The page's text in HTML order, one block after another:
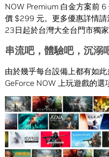
NOW Premium 白金方案前
價 $299 元。更多優惠詳情
23日起於台灣大全台門市獨家
串流吧，體驗吧，沉溺
由於幾乎每台設備上都有如
GeForce NOW 上玩遊戲的選